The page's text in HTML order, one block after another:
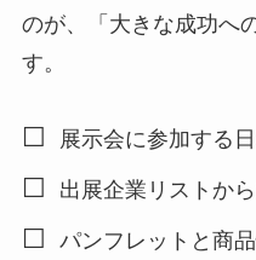
のが、「大きな成功へ
す。
☐ 展示会に参加する
☐ 出展企業リストか
☐ パンフレットと商